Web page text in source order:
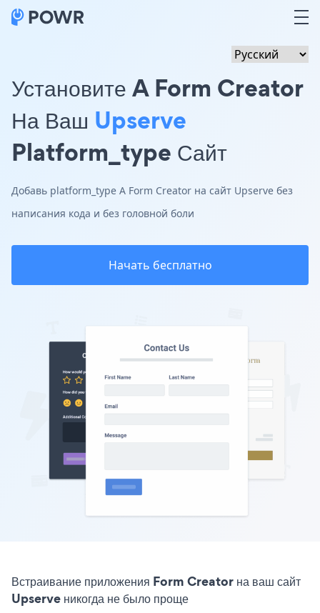
Установите A Form Creator
На Ваш Upserve
Platform_type Сайт
Добавь platform_type A Form Creator на сайт Upserve без
написания кода и без головной боли
Начать бесплатно
Встраивание приложения Form Creator на ваш сайт
Upserve никогда не было проще